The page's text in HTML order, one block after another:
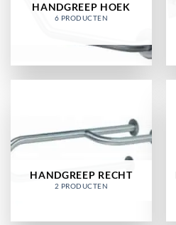
HANDGREEP HOEK
6 PRODUCTEN
HANDGREEP RECHT
2 PRODUCTEN